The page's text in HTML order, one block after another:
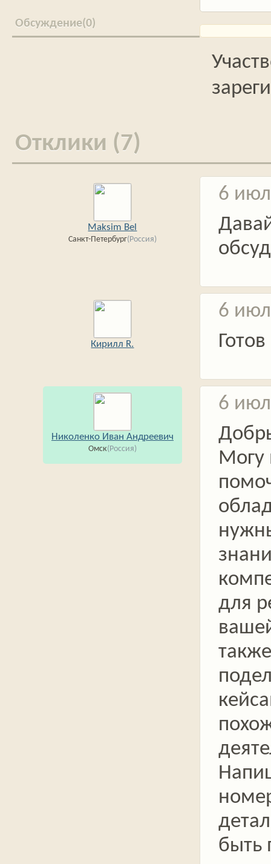
0
Отклики (7)
Maksim Bel
Санкт-Петербург(Россия)
6
Кирилл R.
6
Николенко Иван Андреевич
Омск(Россия)
6
Могу
для
быть